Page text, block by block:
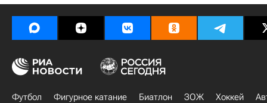
Футбол Фигурное катание Биатлон ЗОЖ Хоккей